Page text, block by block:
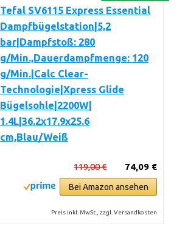
Tefal SV6115 Express Essential
Dampfbügelstation|5,2
bar|Dampfstoß: 280
g/Min.,Dauerdampfmenge: 120
g/Min.|Calc Clear-
Technologie|Xpress Glide
Bügelsohle|2200W|
1.4L|36.2x17.9x25.6
cm,Blau/Weiß
74,09 €
119,00 €
Bei Amazon ansehen
Preis inkl. MwSt., zzgl. Versandkosten